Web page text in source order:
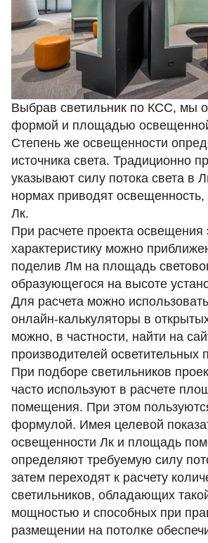
Выбрав светильник по КСС, мы
формой и площадью
Степень же освещенности
источника света. Традиционно
указывают силу потока света в
нормах приводят
Лк.
При расчете проекта освещения
характеристику можно
поделив Лм на площадь
образующегося на высоте
Для расчета можно
онлайн-калькуляторы в
можно, в частности, найти на
производителей осветительных
При подборе светильников
часто используют в расчете
помещения. При этом
формулой. Имея целевой
освещенности Лк и площадь
определяют требуемую силу
затем переходят к расчету
светильников, обладающих
мощностью и способных при
размещении на потолке